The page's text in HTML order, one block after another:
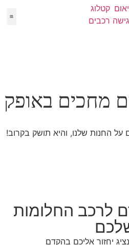
קטלוג
רכבים
מחכים באופק
החנות שלנו, והיא תושק בקרוב!
לרכב החלומות
יחזור אליכם בהקדם